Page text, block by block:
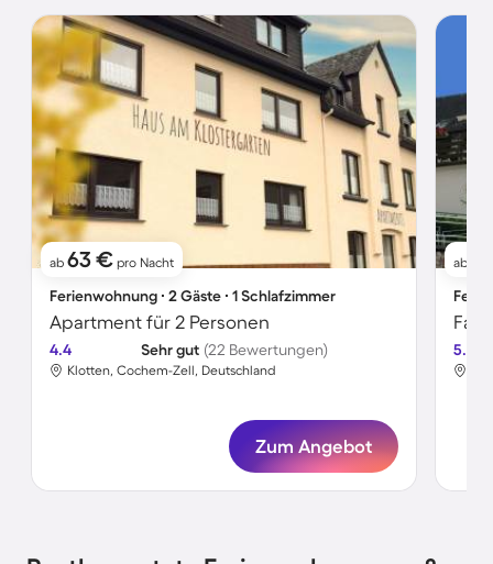
ab 63 € pro Nacht
Ferienwohnung ∙ 2 Gäste ∙ 1 Schlafzimmer
Apartment für 2 Personen
4.4 Sehr gut (22 Bewertungen)
Klotten, Cochem-Zell, Deutschland
Zum Angebot
ab
5.0